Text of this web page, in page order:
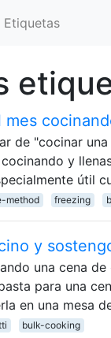
Etiquetas
mes
de "cocinar
y
útil
method freezing
y
una cena
para una
en una mesa
bulk-cooking